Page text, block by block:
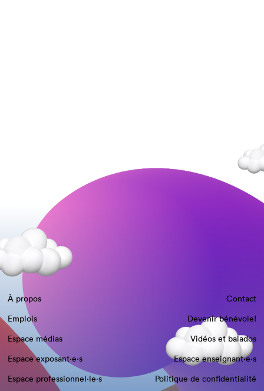
À propos
Contact
Emplois
Devenir bénévole!
Espace médias
Vidéos et balados
Espace exposant·e⋅s
Espace enseignant·e⋅s
Espace professionnel·le⋅s
Politique de confidentialité